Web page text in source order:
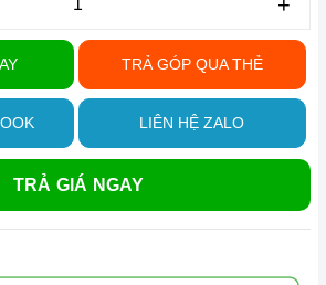
TRẢ GÓP QUA THẺ
LIÊN HỆ ZALO
TRẢ GIÁ NGAY